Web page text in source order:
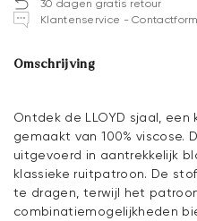
30 dagen gratis retour
Klantenservice -
Omschrijving
Ontdek de LLOYD sjaal,
gemaakt van 100% viscose.
uitgevoerd in aantrekkelijk
klassieke ruitpatroon. De
te dragen, terwijl het
combinatiemogelijkheden